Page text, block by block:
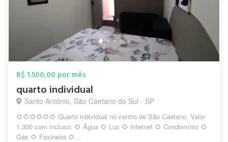
R$ 1.500,00 por mês
quarto individual
Santo Antônio, São Caetano do Sul - SP
🌻🌻🌻🌻🌻🌻 Quarto individual no centro de São Caetano. Valor
1.300 com incluso: 🌻 Água 🌻 Luz 🌻 Internet 🌻 Condomínio 🌻
Gás 🌻 Faxineira 🌻...